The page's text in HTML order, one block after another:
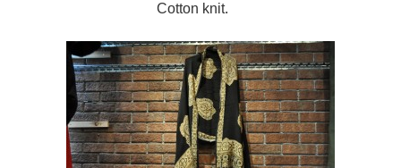
Cotton knit.